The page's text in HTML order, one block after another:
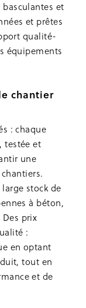
et
et prêtes
qualité-
équipements
chantier
: chaque
testée et
une
stock de
à béton,
prix
:
en optant
tout en
et de